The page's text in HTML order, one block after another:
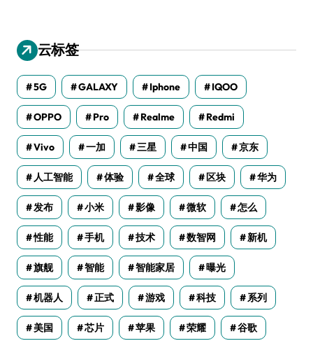
云标签
5G GALAXY Iphone IQOO
OPPO Pro Realme Redmi
Vivo 一加 三星 中国 京东
人工智能 体验 全球 区块 华为
发布 小米 影像 微软 怎么
性能 手机 技术 数智网 新机
旗舰 智能 智能家居 曝光
机器人 正式 游戏 科技 系列
美国 芯片 苹果 荣耀 谷歌